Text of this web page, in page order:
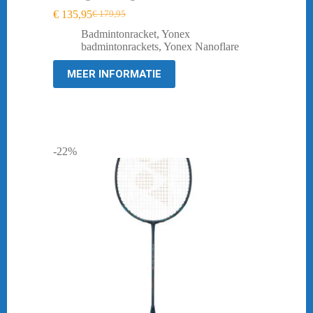
€179,95
Oorspronkelijke
prijs
was:
€ 135,95Huidige
prijs
is:
Badmintonracket, Yonex
badmintonrackets, Yonex Nanoflare
MEER INFORMATIE
-22%